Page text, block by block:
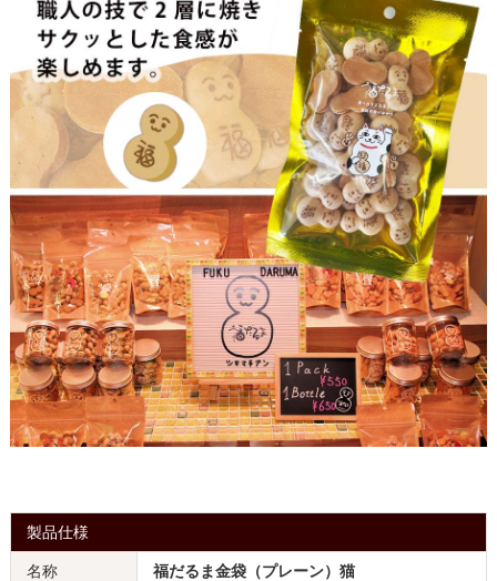
製品仕様
名称 福だるま金袋（プレーン）猫